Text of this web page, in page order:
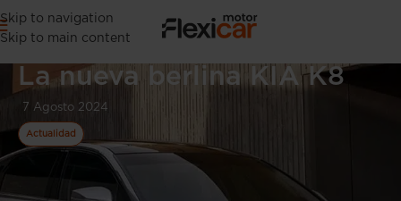
Skip to navigation
Skip to main content
La nueva berlina KIA K8
7 Agosto 2024
Actualidad